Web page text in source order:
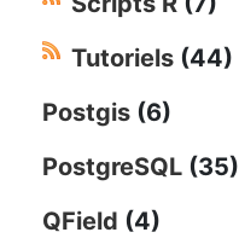
Tutoriels (44)
Postgis (6)
PostgreSQL (35)
QField (4)